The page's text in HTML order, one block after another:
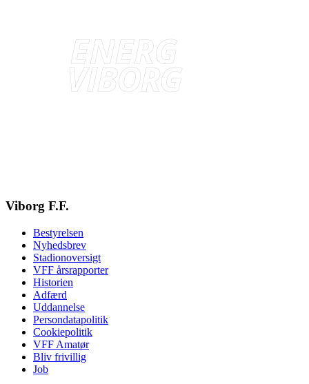
Viborg F.F.
Bestyrelsen
Nyhedsbrev
Stadionoversigt
VFF årsrapporter
Historien
Adfærd
Uddannelse
Persondatapolitik
Cookiepolitik
VFF Amatør
Bliv frivillig
Job